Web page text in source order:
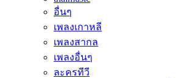
อื่นๆ
เพลงเกาหลี
เพลงสากล
เพลงอื่นๆ
ละครทีวี